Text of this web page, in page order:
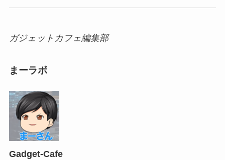
ガジェットカフェ編集部
まーラボ
Gadget-Cafe